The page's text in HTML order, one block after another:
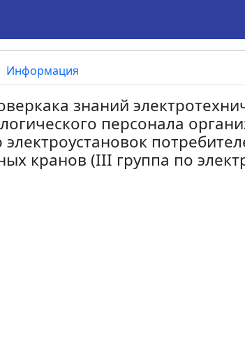
Информация
знаний
персонала
электроустановок
кранов (III группа по